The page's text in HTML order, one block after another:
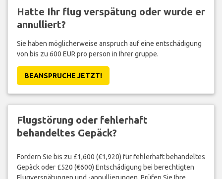
Hatte Ihr flug verspätung oder wurde er
annulliert?
Sie haben möglicherweise anspruch auf eine entschädigung
von bis zu 600 EUR pro person in Ihrer gruppe.
BEANSPRUCHE JETZT!
Flugstörung oder fehlerhaft
behandeltes Gepäck?
Fordern Sie bis zu £1,600 (€1,920) für fehlerhaft behandeltes
Gepäck oder £520 (€600) Entschädigung bei berechtigten